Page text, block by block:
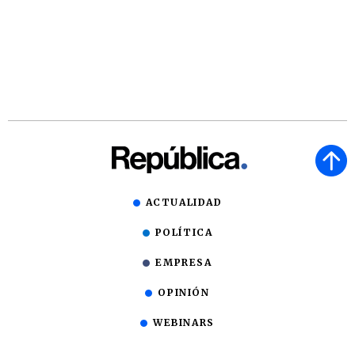
ACTUALIDAD
POLÍTICA
EMPRESA
OPINIÓN
WEBINARS